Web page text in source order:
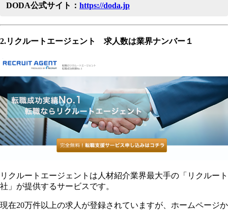
DODA公式サイト： https://doda.jp
2.リクルートエージェント 求人数は業界ナンバー１
リクルートエージェントは人材紹介業界最大手の「リクルート
社」が提供するサービスです。
現在20万件以上の求人が登録されていますが、ホームページか